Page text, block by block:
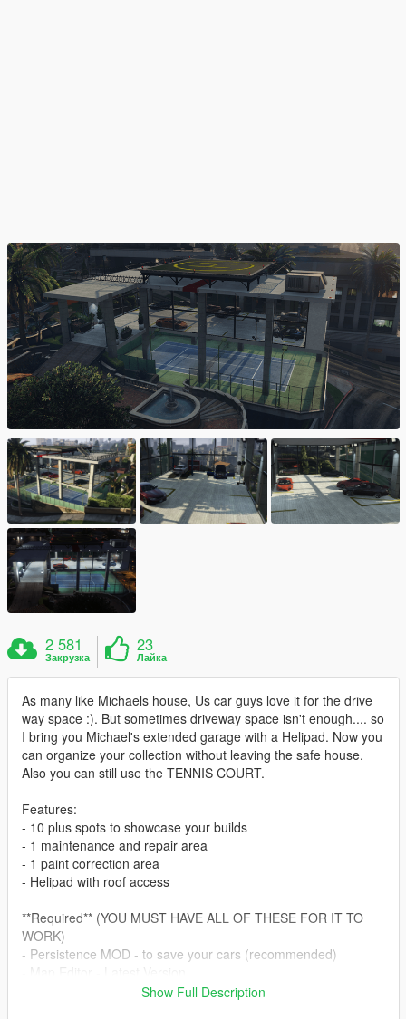
2 581
Закрузка
23
Лайка
As many like Michaels house, Us car guys love it for the drive
way space :). But sometimes driveway space isn't enough.... so
I bring you Michael's extended garage with a Helipad. Now you
can organize your collection without leaving the safe house.
Also you can still use the TENNIS COURT.
Features:
- 10 plus spots to showcase your builds
- 1 maintenance and repair area
- 1 paint correction area
- Helipad with roof access
**Required** (YOU MUST HAVE ALL OF THESE FOR IT TO
WORK)
- Persistence MOD - to save your cars (recommended)
- Map Builder - Latest VersionShow Full Description